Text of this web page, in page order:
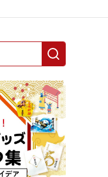
訃報
特集